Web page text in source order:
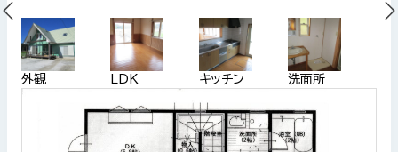
外観 LDK キッチン 洗面所